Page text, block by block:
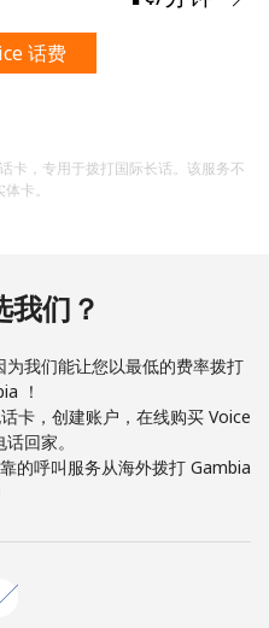
入
！
话费
卡，专用于拨打国际长话。该服务不
卡。
我们？
我们能让您以最低的费率拨打
！
卡，创建账户，在线购买 Voice
回家。
的呼叫服务从海外拨打 Gambia